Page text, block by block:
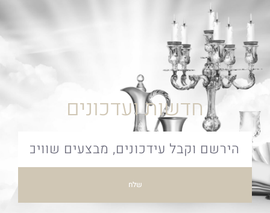
חדשות ועדכונים
שלח